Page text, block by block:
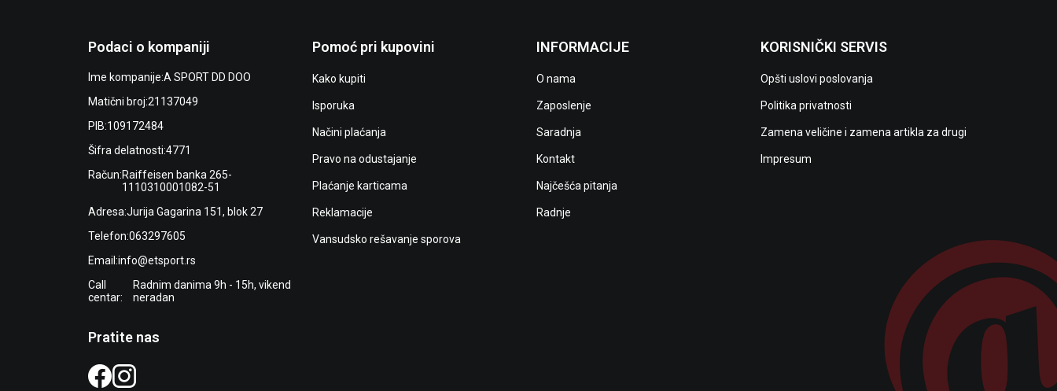
Podaci o kompaniji
Ime kompanije:A SPORT DD DOO
Matični broj:21137049
PIB:109172484
Šifra delatnosti:4771
Račun:Raiffeisen banka 265-
1110310001082-51
Adresa:Jurija Gagarina 151, blok 27
Telefon:063297605
Email:info@etsport.rs
Call
centar:
Radnim danima 9h - 15h, vikend
neradan
Pomoć pri kupovini
Kako kupiti
Isporuka
Načini plaćanja
Pravo na odustajanje
Plaćanje karticama
Reklamacije
Vansudsko rešavanje sporova
INFORMACIJE
O nama
Zaposlenje
Saradnja
Kontakt
Najčešća pitanja
Radnje
KORISNIČKI SERVIS
Opšti uslovi poslovanja
Politika privatnosti
Zamena veličine i zamena artikla za drugi
Impresum
Pratite nas